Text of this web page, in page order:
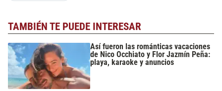
TAMBIÉN TE PUEDE INTERESAR
Así fueron las románticas vacaciones
de Nico Occhiato y Flor Jazmín Peña:
playa, karaoke y anuncios